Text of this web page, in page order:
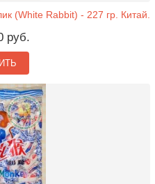
(White Rabbit) - 227 гр. Китай.
руб.